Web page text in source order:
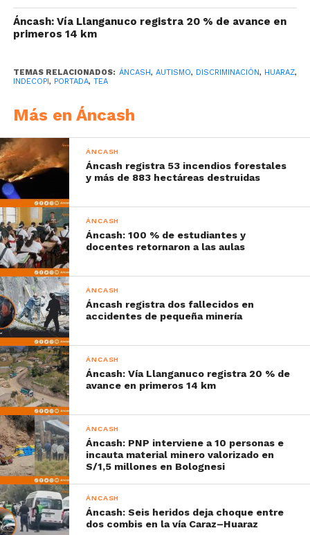
Áncash: Vía Llanganuco registra 20 % de avance en
primeros 14 km
TEMAS RELACIONADOS: ÁNCASH, AUTISMO, DISCRIMINACIÓN, HUARAZ,
INDECOPI, PORTADA, TEA
Más en Áncash
ÁNCASH
Áncash registra 53 incendios forestales
y más de 883 hectáreas destruidas
ÁNCASH
Áncash: 100 % de estudiantes y
docentes retornaron a las aulas
ÁNCASH
Áncash registra dos fallecidos en
accidentes de pequeña minería
ÁNCASH
Áncash: Vía Llanganuco registra 20 % de
avance en primeros 14 km
ÁNCASH
Áncash: PNP interviene a 10 personas e
incauta material minero valorizado en
S/1,5 millones en Bolognesi
ÁNCASH
Áncash: Seis heridos deja choque entre
dos combis en la vía Caraz–Huaraz